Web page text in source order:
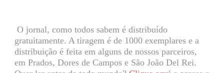
O jornal, como todos sabem é distribuído
gratuitamente. A tiragem é de 1000 exemplares e a
distribuição é feita em alguns de nossos parceiros,
em Prados, Dores de Campos e São João Del Rei.